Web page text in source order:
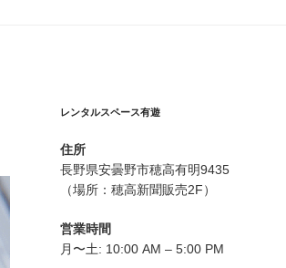
レンタルスペース有遊
住所
長野県安曇野市穂高有明9435
（場所：穂高新聞販売2F）
営業時間
月〜土: 10:00 AM – 5:00 PM